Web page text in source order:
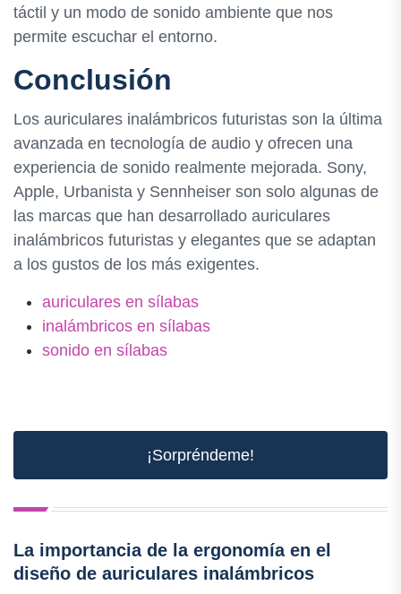
táctil y un modo de sonido ambiente que nos
permite escuchar el entorno.
Conclusión
Los auriculares inalámbricos futuristas son la última
avanzada en tecnología de audio y ofrecen una
experiencia de sonido realmente mejorada. Sony,
Apple, Urbanista y Sennheiser son solo algunas de
las marcas que han desarrollado auriculares
inalámbricos futuristas y elegantes que se adaptan
a los gustos de los más exigentes.
auriculares en sílabas
inalámbricos en sílabas
sonido en sílabas
¡Sorpréndeme!
La importancia de la ergonomía en el
diseño de auriculares inalámbricos